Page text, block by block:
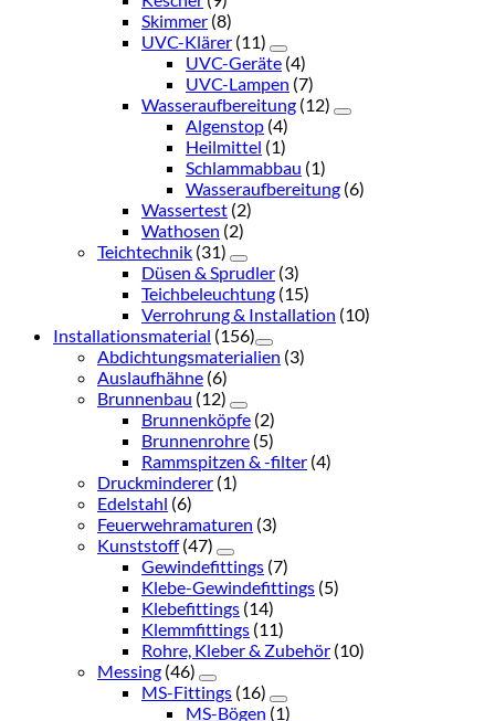
Skimmer (8)
UVC-Klärer (11)
UVC-Geräte (4)
UVC-Lampen (7)
Wasseraufbereitung (12)
Algenstop (4)
Heilmittel (1)
Schlammabbau (1)
Wasseraufbereitung (6)
Wassertest (2)
Wathosen (2)
Teichtechnik (31)
Düsen & Sprudler (3)
Teichbeleuchtung (15)
Verrohrung & Installation (10)
Installationsmaterial (156)
Abdichtungsmaterialien (3)
Auslaufhähne (6)
Brunnenbau (12)
Brunnenköpfe (2)
Brunnenrohre (5)
Rammspitzen & -filter (4)
Druckminderer (1)
Edelstahl (6)
Feuerwehramaturen (3)
Kunststoff (47)
Gewindefittings (7)
Klebe-Gewindefittings (5)
Klebefittings (14)
Klemmfittings (11)
Rohre, Kleber & Zubehör (10)
Messing (46)
MS-Fittings (16)
MS-Bögen (1)